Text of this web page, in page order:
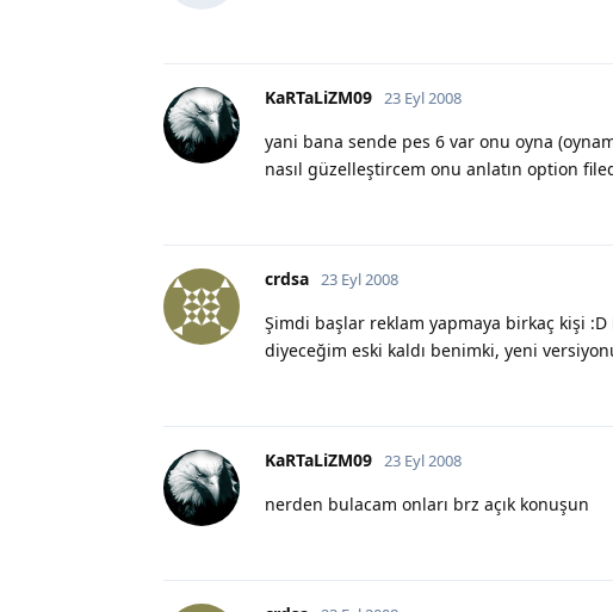
KaRTaLiZM09 23 Eyl 2008
yani bana sende pes 6 var onu oyna
nasıl güzelleştircem onu anlatın option
crdsa 23 Eyl 2008
Şimdi başlar reklam yapmaya birkaç kişi
diyeceğim eski kaldı benimki, yeni
KaRTaLiZM09 23 Eyl 2008
nerden bulacam onları brz açık konuşun